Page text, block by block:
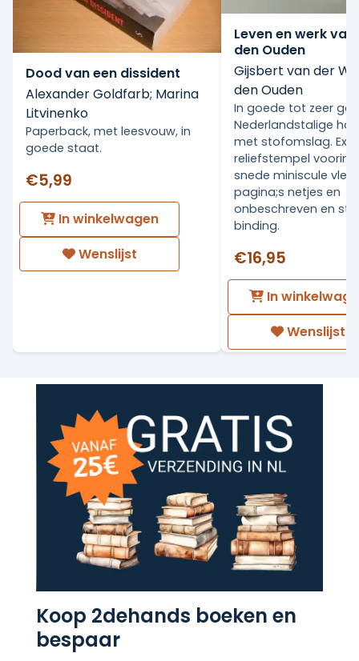
Dood van een dissident
Alexander Goldfarb; Marina
Litvinenko
Paperback, met leesvouw, in
goede staat.
€5,99
In winkelwagen
Wenslijst
Leven en werk van
den Ouden
Gijsbert van der
den Ouden
In goede tot zeer
Nederlandstalige
met stofomslag. Ex
reliefstempel voorin.
snede miniscule
pagina;s netjes en
onbeschreven en
binding.
€16,95
In
Wenslijst
Koop 2dehands boeken en
bespaar